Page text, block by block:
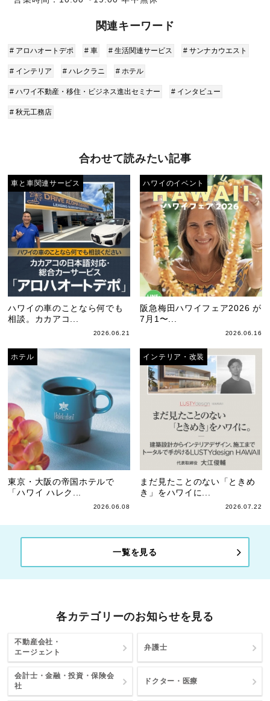
関連キーワード
# アロハオートデポ # 車 # 生活関連サービス # サンナカウエスト
# インテリア # ハレクラニ # ホテル
# ハワイ不動産・移住・ビジネス進出セミナー # インタビュー
# 秋元工務店
合わせて読みたい記事
車と車関連サービス
ハワイの車のことなら何でも
相談。カカアコ...
2026.06.21
ハワイのイベント
阪急梅田ハワイフェア2026 が
7月1〜...
2026.06.16
ホテル
東京・大阪の帝国ホテルで
「ハワイ ハレク...
2026.06.08
インテリア・改装
まだ見たことのない「ときめ
き」をハワイに...
2026.07.22
一覧を見る
各カテゴリーのお知らせを見る
不動産会社・
エージェント
弁護士
会計士・金融・投資・保険会
社
ドクター・医療